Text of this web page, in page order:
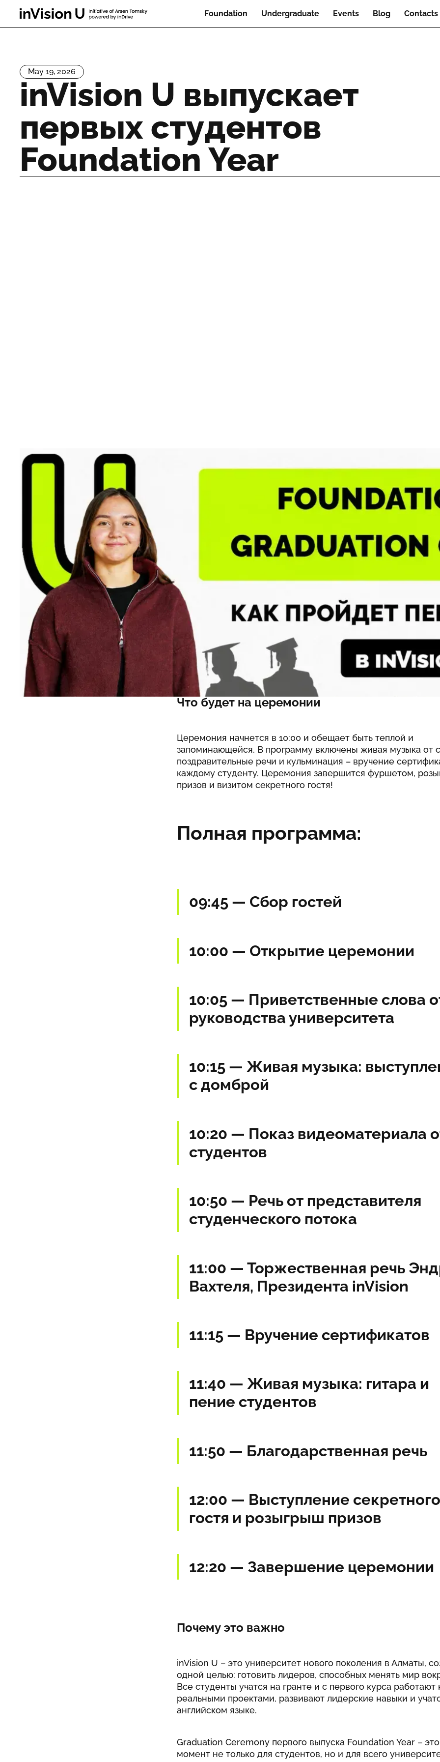
Foundation Undergraduate Events Blog Contacts
May 19, 2026
inVision U выпускает
первых студентов
Foundation Year
Year
Первый выпуск – это не просто дата в календаре. Это
22 мая в inVision U пройдет Graduation Ceremony студентов
Foundation Year 2025–2026 – тех самых, кто решился быть
Год, который все изменил
Foundation Year – это не просто подготовительная
год, за который студенты не только освоили академические
дисциплины, но и научились думать по-другому, задавать
вопросы и не бояться трудностей.
Что будет на церемонии
Церемония начнется в 10:00 и обещает быть теплой и
запоминающейся. В программу включены живая музыка от
поздравительные речи и кульминация – вручение
каждому студенту. Церемония завершится фуршетом,
призов и визитом секретного гостя!
Полная программа:
09:45 — Сбор гостей
10:00 — Открытие церемонии
10:05 — Приветственные слова
руководства университета
10:15 — Живая музыка:
с домброй
10:20 — Показ видеоматериала
студентов
10:50 — Речь от представителя
студенческого потока
11:00 — Торжественная речь
Вахтеля, Президента inVision
11:15 — Вручение сертификатов
11:40 — Живая музыка: гитара и
пение студентов
11:50 — Благодарственная речь
12:00 — Выступление секретного
гостя и розыгрыш призов
12:20 — Завершение церемонии
Почему это важно
inVision U – это университет нового поколения в Алматы,
одной целью: готовить лидеров, способных менять мир
Все студенты учатся на гранте и с первого курса работают
реальными проектами, развивают лидерские навыки и
английском языке.
Graduation Ceremony первого выпуска Foundation Year –
момент не только для студентов, но и для всего